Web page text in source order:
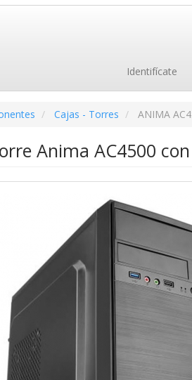
Identifícate
Cajas - Torres ANIMA
Anima AC4500